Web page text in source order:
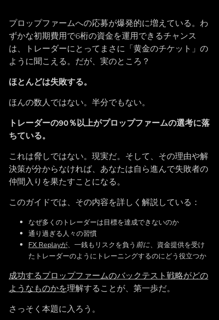
プロップファームへの応募が爆発的に増えている。わ
ずかな初期費用で6桁の資金を運用できるチャンス
は、トレーダーにとってまさに「黄金のチケット」の
ように聞こえる。だが、実のところ？
ほとんどは失敗する。
ほんの数人ではない。半分でもない。
トレーダーの90％以上がプロップファームの選考に落
ちている。
これは脅しではない。現実だ。そして、その理由や解
決策が分からなければ、あなたは自ら進んで失敗者の
仲間入りを果たすことになる。
このガイドでは、その内容を詳しく解説している：
なぜ多くのトレーダーは目標を達成できないのか
通り過ぎる人々の習慣
FX Replayが、一銭もリスクを負う 前に、資金提供を受け
たトレーダーのようにトレーニングするのにどう役立つか
成功するプロップファームのバックテスト戦略がどの
ようなものかを理解することが、第一歩だ。
さっそく本題に入ろう。